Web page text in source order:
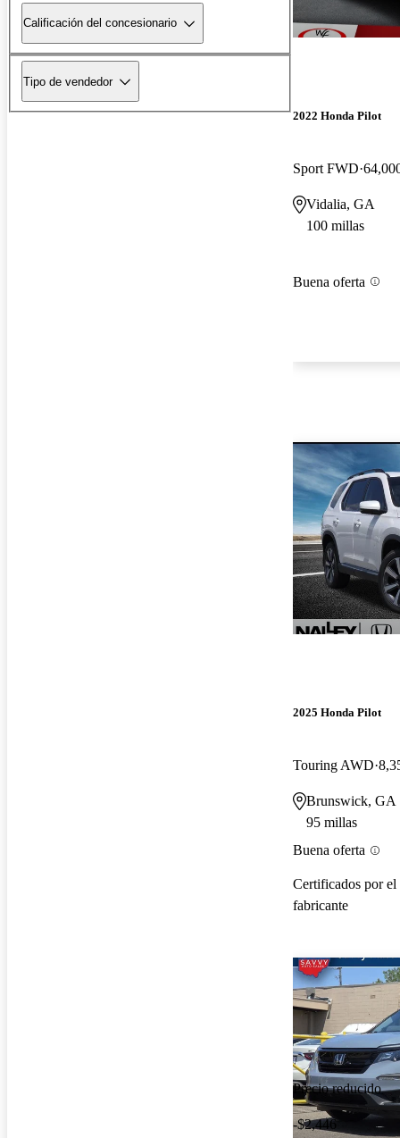
Calificación del concesionario
Tipo de vendedor
2022 Honda Pilot
Sport FWD
Vidalia, GA
100 millas
Buena oferta
2025 Honda Pilot
Touring AWD
Brunswick, GA
95 millas
Buena oferta
Certificados por el
fabricante
Precio reducido
-$2,446